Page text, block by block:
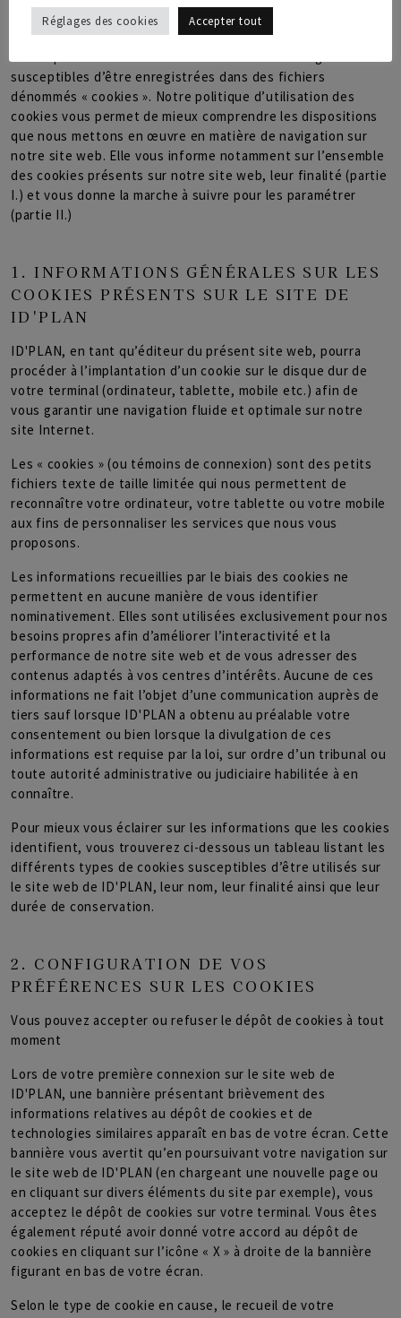
Lors de votre première connexion sur le site web de
ID'PLAN, vous êtes avertis par un bandeau en bas de votre
susceptibles d’être enregistrées dans des fichiers
dénommés « cookies ». Notre politique d’utilisation des
cookies vous permet de mieux comprendre les dispositions
que nous mettons en œuvre en matière de navigation sur
notre site web. Elle vous informe notamment sur l’ensemble
des cookies présents sur notre site web, leur finalité (partie
I.) et vous donne la marche à suivre pour les paramétrer
(partie II.)
1. INFORMATIONS GÉNÉRALES SUR LES
COOKIES PRÉSENTS SUR LE SITE DE
ID'PLAN
ID'PLAN, en tant qu’éditeur du présent site web, pourra
procéder à l’implantation d’un cookie sur le disque dur de
votre terminal (ordinateur, tablette, mobile etc.) afin de
vous garantir une navigation fluide et optimale sur notre
site Internet.
Les « cookies » (ou témoins de connexion) sont des petits
fichiers texte de taille limitée qui nous permettent de
reconnaître votre ordinateur, votre tablette ou votre mobile
aux fins de personnaliser les services que nous vous
proposons.
Les informations recueillies par le biais des cookies ne
permettent en aucune manière de vous identifier
nominativement. Elles sont utilisées exclusivement pour nos
besoins propres afin d’améliorer l’interactivité et la
performance de notre site web et de vous adresser des
contenus adaptés à vos centres d’intérêts. Aucune de ces
informations ne fait l’objet d’une communication auprès de
tiers sauf lorsque ID'PLAN a obtenu au préalable votre
consentement ou bien lorsque la divulgation de ces
informations est requise par la loi, sur ordre d’un tribunal ou
toute autorité administrative ou judiciaire habilitée à en
connaître.
Pour mieux vous éclairer sur les informations que les cookies
identifient, vous trouverez ci-dessous un tableau listant les
différents types de cookies susceptibles d’être utilisés sur
le site web de ID'PLAN, leur nom, leur finalité ainsi que leur
durée de conservation.
2. CONFIGURATION DE VOS
PRÉFÉRENCES SUR LES COOKIES
Vous pouvez accepter ou refuser le dépôt de cookies à tout
moment
Lors de votre première connexion sur le site web de
ID'PLAN, une bannière présentant brièvement des
informations relatives au dépôt de cookies et de
technologies similaires apparaît en bas de votre écran. Cette
bannière vous avertit qu’en poursuivant votre navigation sur
le site web de ID'PLAN (en chargeant une nouvelle page ou
en cliquant sur divers éléments du site par exemple), vous
acceptez le dépôt de cookies sur votre terminal. Vous êtes
également réputé avoir donné votre accord au dépôt de
cookies en cliquant sur l’icône « X » à droite de la bannière
figurant en bas de votre écran.
Selon le type de cookie en cause, le recueil de votre
Réglages des cookies Accepter tout